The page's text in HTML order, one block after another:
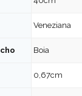
Veneziana
Boia
0,67cm